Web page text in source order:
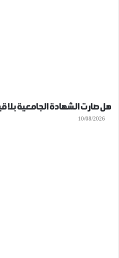
هل صارت الشهادة الجامعية بلا
10/08/2026